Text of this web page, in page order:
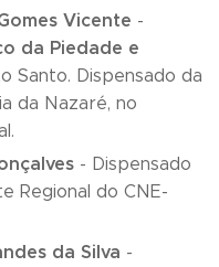
Vicente -
da Piedade e
Santo. Dispensado da
da Nazaré, no
- Dispensado
Regional do CNE-
da Silva -